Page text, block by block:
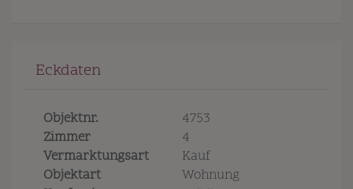
Eckdaten
Objektnr.
4753
Zimmer
4
Vermarktungsart
Kauf
Objektart
Wohnung